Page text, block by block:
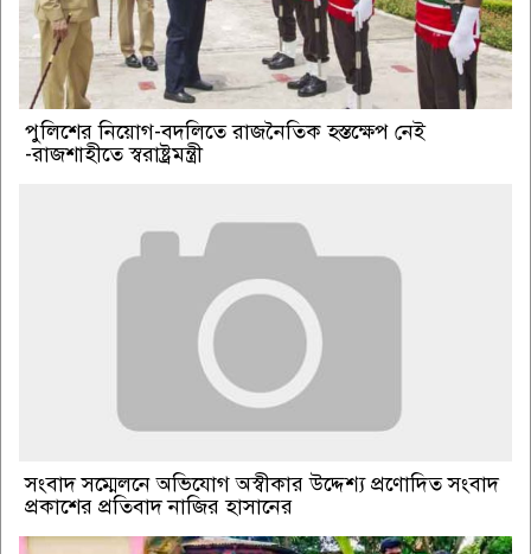
পুলিশের নিয়োগ-বদলিতে রাজনৈতিক হস্তক্ষেপ নেই
-রাজশাহীতে স্বরাষ্ট্রমন্ত্রী
সংবাদ সম্মেলনে অভিযোগ অস্বীকার উদ্দেশ্য প্রণোদিত সংবাদ
প্রকাশের প্রতিবাদ নাজির হাসানের